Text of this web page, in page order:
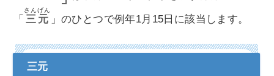
「 三元
さんげん
」のひとつで例年1月15日に該当します。